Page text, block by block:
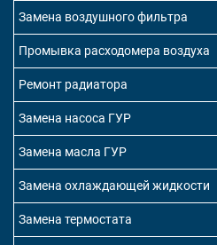
Замена воздушного фильтра
Промывка расходомера воздуха
Ремонт радиатора
Замена насоса ГУР
Замена масла ГУР
Замена охлаждающей жидкости
Замена термостата